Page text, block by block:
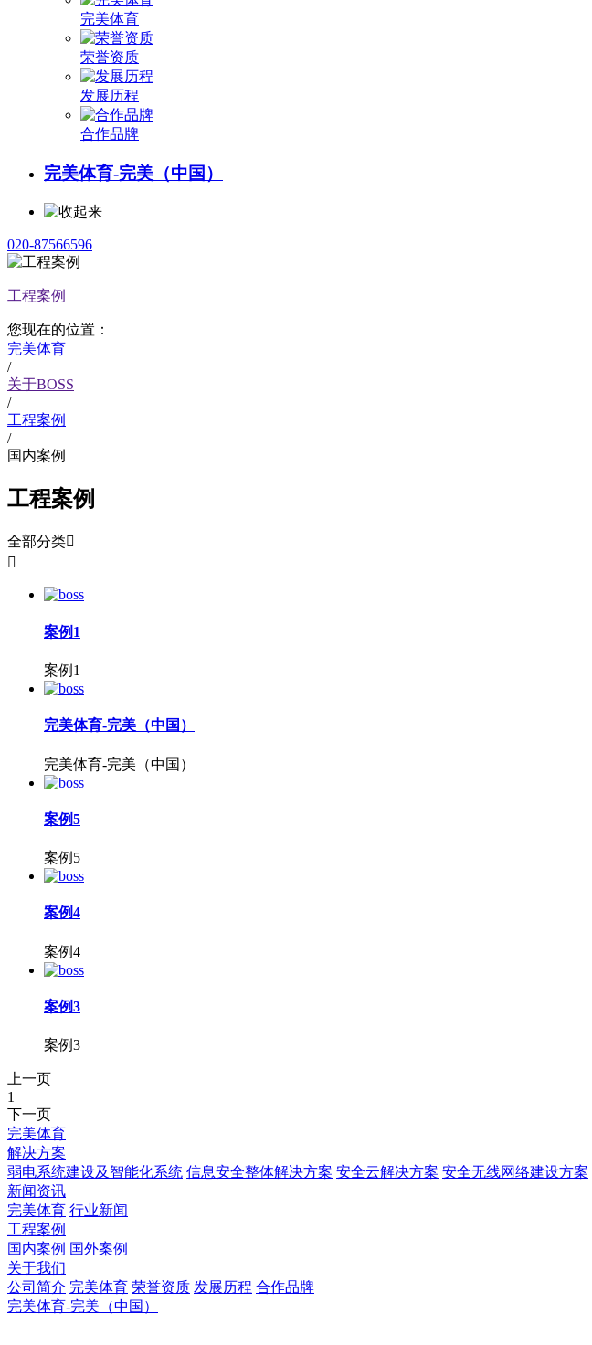
完美体育
荣誉资质
发展历程
合作品牌
完美体育-完美（中国）
020-87566596
工程案例
您现在的位置：
完美体育
/
关于BOSS
/
工程案例
/
国内案例
工程案例
全部分类

案例1
案例1
完美体育-完美（中国）
完美体育-完美（中国）
案例5
案例5
案例4
案例4
案例3
案例3
上一页
1
下一页
完美体育
解决方案
弱电系统建设及智能化系统 信息安全整体解决方案 安全云解决方案 安全无线网络建设方案
新闻资讯
完美体育 行业新闻
工程案例
国内案例 国外案例
关于我们
公司简介 完美体育 荣誉资质 发展历程 合作品牌
完美体育-完美（中国）